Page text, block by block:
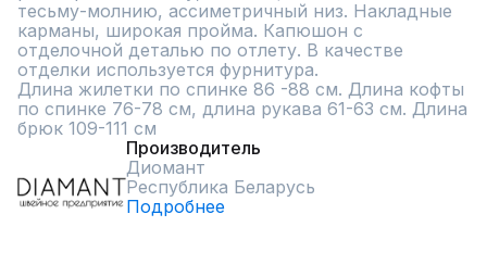
тесьму-молнию, ассиметричный низ. Накладные
карманы, широкая пройма. Капюшон с
отделочной деталью по отлету. В качестве
отделки используется фурнитура.
Длина жилетки по спинке 86 -88 см. Длина кофты
по спинке 76-78 см, длина рукава 61-63 см. Длина
брюк 109-111 см
Производитель
Диомант
Республика Беларусь
Подробнее